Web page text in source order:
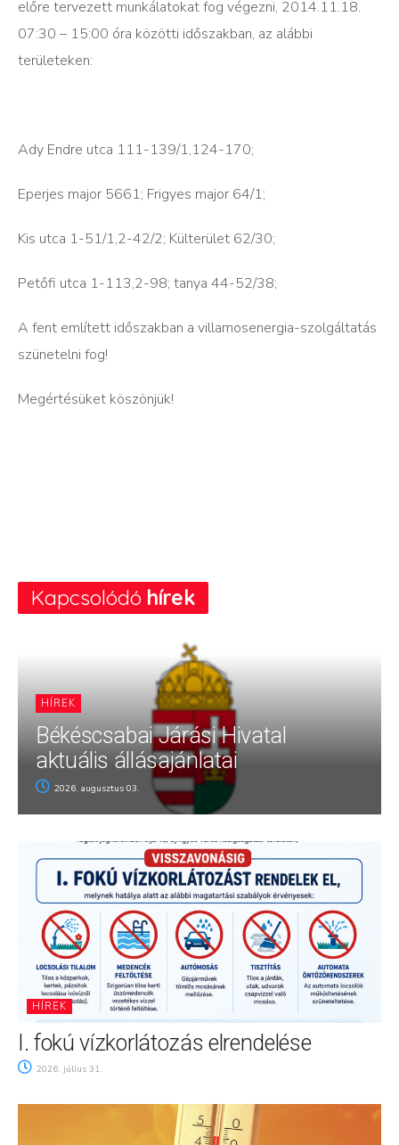
előre tervezett munkálatokat fog végezni, 2014.11.18.
07:30 – 15:00 óra közötti időszakban, az alábbi
területeken:
Ady Endre utca 111-139/1,124-170;
Eperjes major 5661; Frigyes major 64/1;
Kis utca 1-51/1,2-42/2; Külterület 62/30;
Petőfi utca 1-113,2-98; tanya 44-52/38;
A fent említett időszakban a villamosenergia-szolgáltatás
szünetelni fog!
Megértésüket köszönjük!
Kapcsolódó hírek
HÍREK
Békéscsabai Járási Hivatal
aktuális állásajánlatai
2026. augusztus 03.
HÍREK
I. fokú vízkorlátozás elrendelése
2026. július 31.